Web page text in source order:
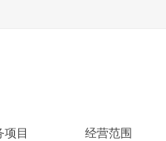
项目 经营范围